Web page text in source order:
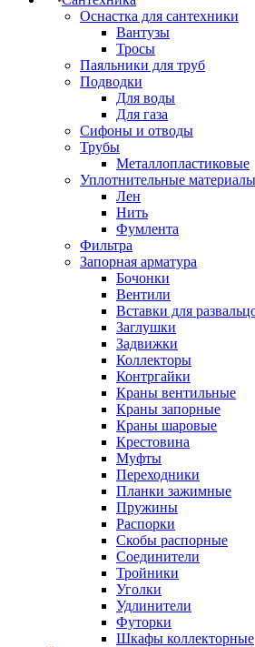
Оснастка для сантехники
Вантузы
Тросы
Паяльники для труб
Подводки
Для воды
Для газа
Сифоны и отводы
Трубы
Металлопластиковые
Уплотнительные материалы
Лен
Нить
Фумлента
Фильтра
Запорная арматура
Бочонки
Вентили
Вставки для
Заглушки
Задвижки
Коллекторы
Контргайки
Краны вентильные
Краны запорные
Краны шаровые
Крестовина
Муфты
Переходники
Планки зажимные
Пружины
Распорки
Скобы распорные
Соединители
Тройники
Уголки
Удлинители
Футорки
Шкафы коллекторные